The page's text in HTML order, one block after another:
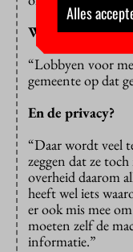
Wat hoop je daar
“Lobbyen voor
gemeente op dat
En de privacy?
“Daar wordt veel
zeggen dat ze
overheid daarom
heeft wel iets
er ook mis mee
moeten zelf de
informatie.”
Alles